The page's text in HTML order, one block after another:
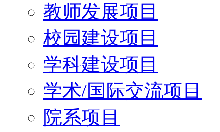
教师发展项目
校园建设项目
学科建设项目
学术/国际交流项目
院系项目